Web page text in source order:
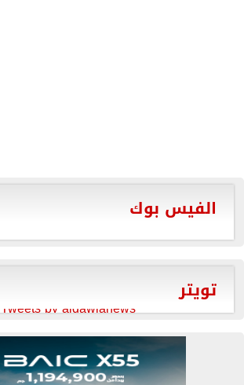
الفيس بوك
تويتر
Tweets by aldawlanews